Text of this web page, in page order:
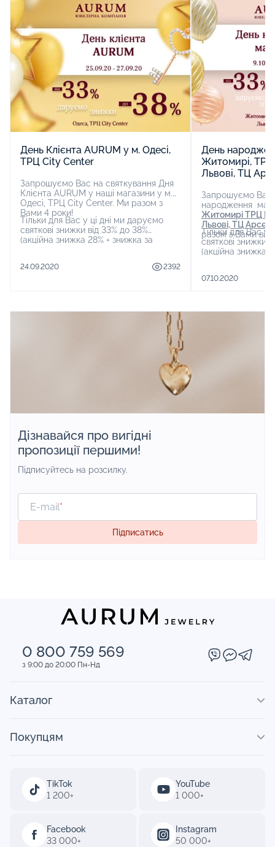
День Клієнта AURUM у м. Одесі,
ТРЦ City Center
Запрошуємо Вас на святкування Дня
Клієнта AURUM у наші магазини у м.
Одесі, ТРЦ City Center. Ми разом з
Вами 4 роки!
Тільки для Вас у ці дні ми даруємо
святкові знижки від 33% до 38%
(акційна знижка 28% + знижка за
(акційна знижка 25% + знижка за
24.09.2020 2392
День
Житомирі, ТРЦ
Львові, ТЦ
Запрошуємо Вас
народження
ЖитомиріТРЦ
Львові, ТЦ Арсен
разом з Вами
Тільки для Вас у
святкові знижки
(акційна знижка
(акційна знижка
07.10.2020
Дізнавайся про вигідні
пропозиції першими!
Підписуйтесь на розсилку.
E-mail*
Підписатись
0 800 759 569
з 9:00 до 20:00 Пн-Нд
TikTok
1 200+
YouTube
1 000+
Facebook
33 000+
Instagram
50 000+
Каталог
Покупцям